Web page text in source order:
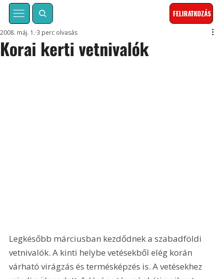
FELIRATKOZÁS
Korai kerti vetnivalók
2008. máj. 1. 3 perc olvasás
Legkésőbb márciusban kezdődnek a szabadföldi
vetnivalók. A kinti helybe vetésekből elég korán
várható virágzás és termésképzés is. A vetésekhez